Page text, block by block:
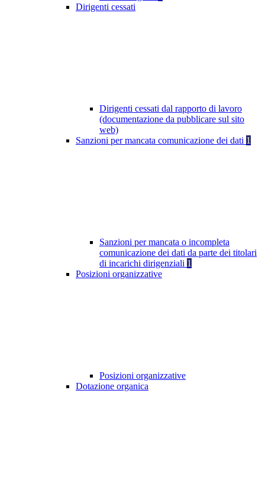
Dirigenti cessati
Dirigenti cessati dal rapporto di lavoro
(documentazione da pubblicare sul sito
web)
Sanzioni per mancata comunicazione dei dati 1
Sanzioni per mancata o incompleta
comunicazione dei dati da parte dei titolari
di incarichi dirigenziali 1
Posizioni organizzative
Posizioni organizzative
Dotazione organica